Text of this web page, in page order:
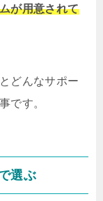
が用意されて
どんなサポー
です。
選ぶ